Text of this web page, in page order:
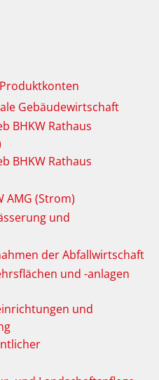
Gebäudewirtschaft
BHKW Rathaus
BHKW Rathaus
AMG (Strom)
und
der Abfallwirtschaft
und -anlagen
und